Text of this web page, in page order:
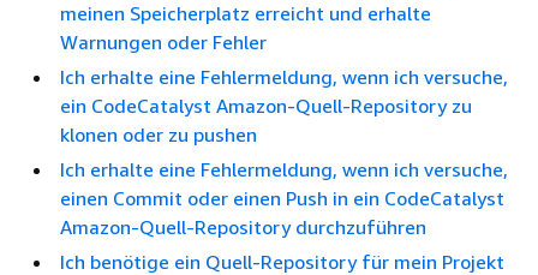
meinen Speicherplatz erreicht und erhalte
Warnungen oder Fehler
Ich erhalte eine Fehlermeldung, wenn ich versuche,
ein CodeCatalyst Amazon-Quell-Repository zu
klonen oder zu pushen
Ich erhalte eine Fehlermeldung, wenn ich versuche,
einen Commit oder einen Push in ein CodeCatalyst
Amazon-Quell-Repository durchzuführen
Ich benötige ein Quell-Repository für mein Projekt